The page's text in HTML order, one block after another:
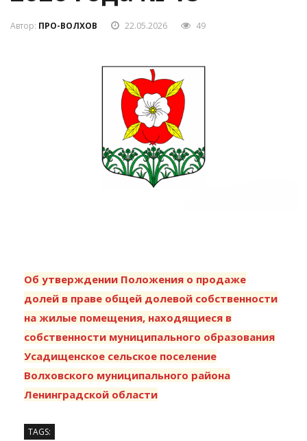
Автор: ПРО-ВОЛХОВ 22.05.2026 49
Об утверждении Положения о продаже
долей в праве общей долевой собственности
на жилые помещения, находящиеся в
собственности муниципального образования
Усадищенское сельское поселение
Волховского муниципального района
Ленинградской области
TAGS: